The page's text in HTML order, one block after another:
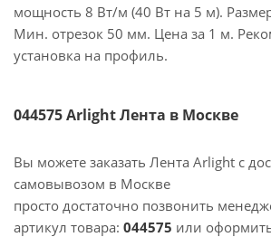
мощность 8 Вт/м (40 Вт на 5 м).
Мин. отрезок 50 мм. Цена за 1 м.
установка на профиль.
044575 Arlight Лента в Москве
Вы можете заказать Лента Arlight с
самовывозом в Москве
просто достаточно позвонить
артикул товара: 044575 или